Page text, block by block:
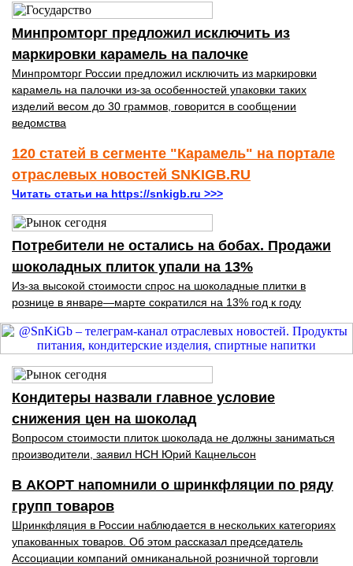
Минпромторг предложил исключить из
маркировки карамель на палочке
Минпромторг России предложил исключить из маркировки
карамель на палочки из-за особенностей упаковки таких
изделий весом до 30 граммов, говорится в сообщении
ведомства
120 статей в сегменте "Карамель" на портале
отраслевых новостей SNKIGB.RU
Читать статьи на https://snkigb.ru >>>
Потребители не остались на бобах. Продажи
шоколадных плиток упали на 13%
Из-за высокой стоимости спрос на шоколадные плитки в
рознице в январе—марте сократился на 13% год к году
Кондитеры назвали главное условие
снижения цен на шоколад
Вопросом стоимости плиток шоколада не должны заниматься
производители, заявил НСН Юрий Кацнельсон
В АКОРТ напомнили о шринкфляции по ряду
групп товаров
Шринкфляция в России наблюдается в нескольких категориях
упакованных товаров. Об этом рассказал председатель
Ассоциации компаний омниканальной розничной торговли